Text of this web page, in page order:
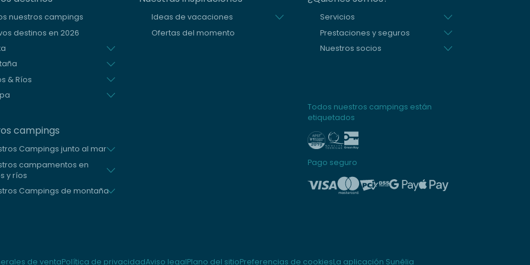
nuestros campings
destinos en 2026
& Ríos
campings
Campings junto al mar
campamentos en
y ríos
Campings de montaña
Ideas de vacaciones
Ofertas del momento
Servicios
Prestaciones y seguros
Nuestros socios
Todos nuestros campings están
etiquetados
Pago seguro
de ventaPolítica de privacidadAviso legalPlano del sitioPreferencias de cookiesLa aplicación Sunêlia